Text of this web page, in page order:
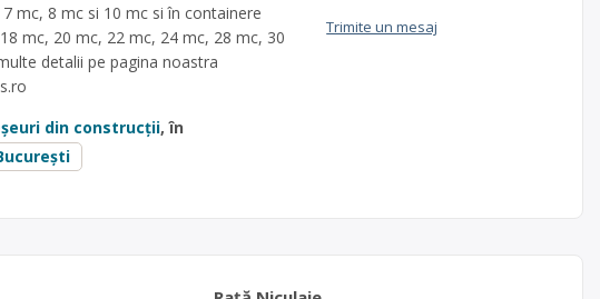
mc, 8 mc si 10 mc si în containere
mc, 20 mc, 22 mc, 24 mc, 28 mc, 30
detalii pe pagina noastra
din construcții, în
Trimite un mesaj